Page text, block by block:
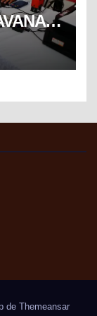
de Themeansar